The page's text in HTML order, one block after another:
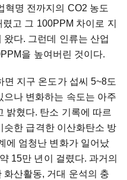
혁명 전까지의 CO2 농도
고 그 100PPM 차이로 지
다. 그런데 인류는 산업
을 높여버린 것이다.
지구 온도가 섭씨 5~8도
나 변화하는 속도는 아주
밝혔다. 탄소 기록에 따르
슷한 급격한 이산화탄소 방
에 엄청난 변화가 일어났
15만 년이 걸렸다. 과거의
산활동, 거대 운석의 충